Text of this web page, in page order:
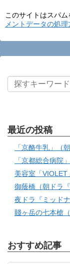
このサイトはスパ
メントデータの処
最近の投稿
「京酪牛乳」（
「京都総合病院
美容室「VIOLET
御蔭橋（朝ドラ『
夜ドラ『ミッド
賤ヶ岳の七本槍
おすすめ記事